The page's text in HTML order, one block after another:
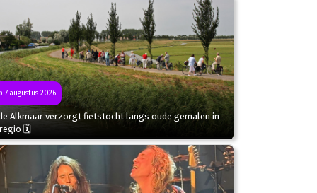
7 augustus 2026
Alkmaar verzorgt fietstocht langs oude gemalen in
🗓